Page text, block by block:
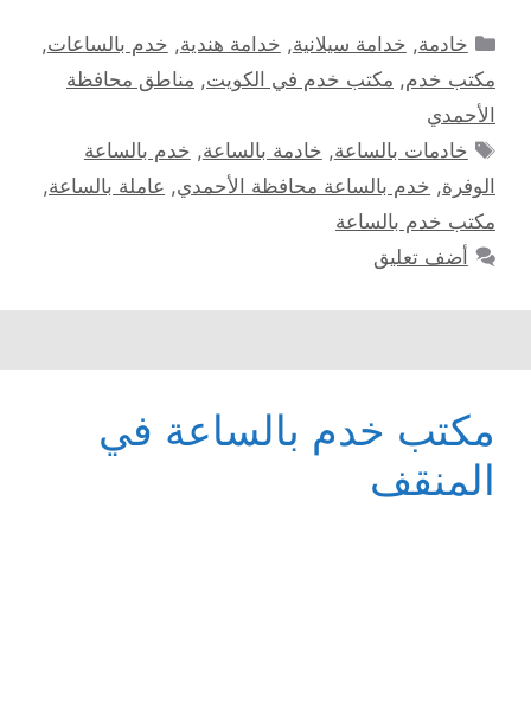
التصنيفات
خادمة, خدامة سيلانية, خدامة هندية, خدم بالساعات,
مكتب خدم, مكتب خدم في الكويت, مناطق محافظة
الأحمدي
الوسوم
خادمات بالساعة, خادمة بالساعة, خدم بالساعة
الوفرة, خدم بالساعة محافظة الأحمدي, عاملة بالساعة,
مكتب خدم بالساعة
أضف تعليق
مكتب خدم بالساعة في
المنقف